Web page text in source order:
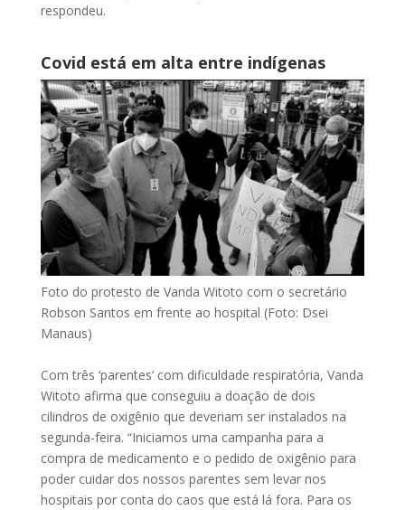
respondeu.
Covid está em alta entre indígenas
Foto do protesto de Vanda Witoto com o secretário
Robson Santos em frente ao hospital (Foto: Dsei
Manaus)
Com três ‘parentes’ com dificuldade respiratória, Vanda
Witoto afirma que conseguiu a doação de dois
cilindros de oxigênio que deveriam ser instalados na
segunda-feira. “Iniciamos uma campanha para a
compra de medicamento e o pedido de oxigênio para
poder cuidar dos nossos parentes sem levar nos
hospitais por conta do caos que está lá fora. Para os